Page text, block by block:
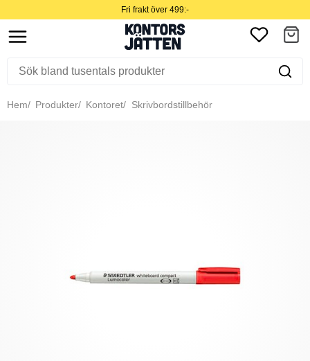
Fri frakt över 499:-
Hem Produkter Kontoret Skrivbordstillbehör